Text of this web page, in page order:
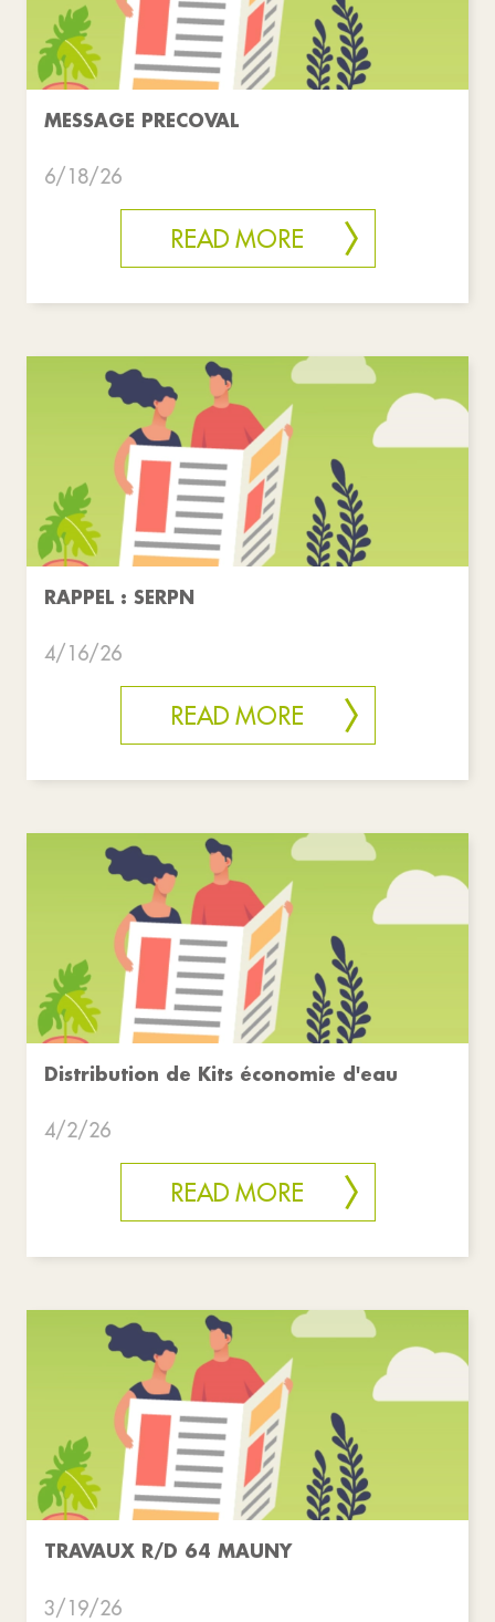
MESSAGE PRECOVAL
6/18/26
READ MORE
RAPPEL : SERPN
4/16/26
READ MORE
Distribution de Kits économie d'eau
4/2/26
READ MORE
TRAVAUX R/D 64 MAUNY
3/19/26